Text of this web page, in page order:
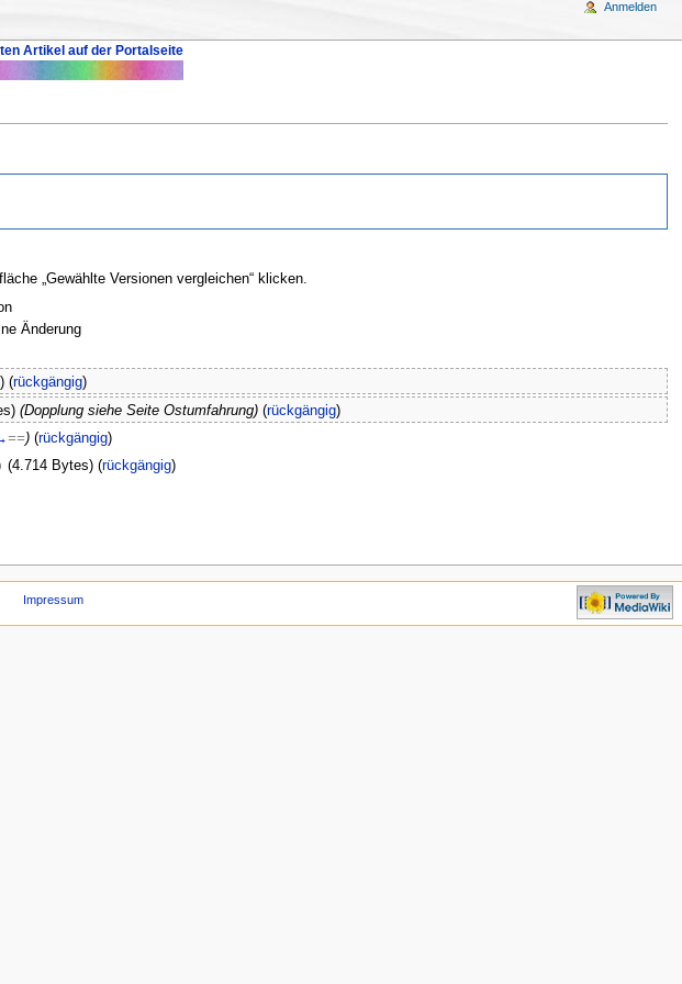
Artikel auf der Portalseite
„Gewählte Versionen vergleichen“ klicken.
Änderung
(rückgängig)
(Dopplung siehe Seite Ostumfahrung) (rückgängig)
==) (rückgängig)
(4.714 Bytes) (rückgängig)
Anmelden
Impressum